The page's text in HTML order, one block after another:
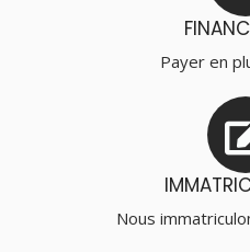
Payer en
Nous